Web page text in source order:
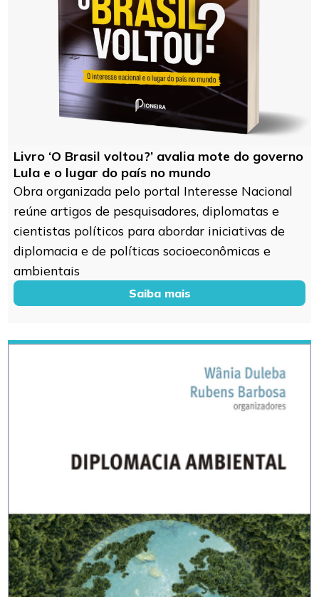
Livro ‘O Brasil voltou?’ avalia mote do governo
Lula e o lugar do país no mundo
Obra organizada pelo portal Interesse Nacional
reúne artigos de pesquisadores, diplomatas e
cientistas políticos para abordar iniciativas de
diplomacia e de políticas socioeconômicas e
ambientais
Saiba mais